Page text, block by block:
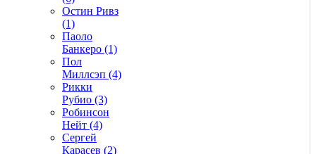
Остин Ривз
(1)
Паоло
Банкеро (1)
Пол
Миллсэп (4)
Рикки
Рубио (3)
Робинсон
Нейт (4)
Сергей
Карасев (2)